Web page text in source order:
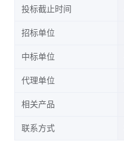
投标截止时间
招标单位
中标单位
代理单位
相关产品
联系方式